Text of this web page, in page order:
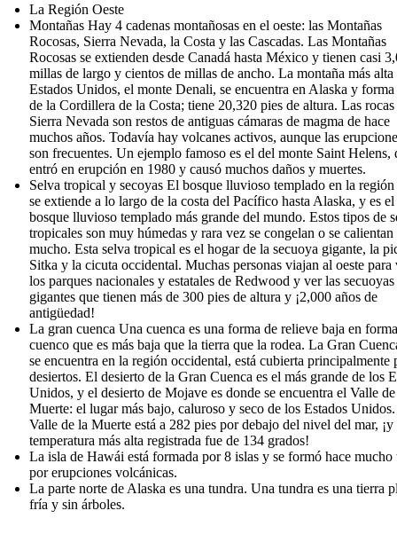
La Región Oeste
Montañas Hay 4 cadenas montañosas en el oeste: las Montañas
Rocosas, Sierra Nevada, la Costa y las Cascadas. Las Montañas
Rocosas se extienden desde Canadá hasta México y tienen casi
millas de largo y cientos de millas de ancho. La montaña más alta
Estados Unidos, el monte Denali, se encuentra en Alaska y forma
de la Cordillera de la Costa; tiene 20,320 pies de altura. Las rocas
Sierra Nevada son restos de antiguas cámaras de magma de hace
muchos años. Todavía hay volcanes activos, aunque las
son frecuentes. Un ejemplo famoso es el del monte Saint Helens,
entró en erupción en 1980 y causó muchos daños y muertes.
Selva tropical y secoyas El bosque lluvioso templado en la región
se extiende a lo largo de la costa del Pacífico hasta Alaska, y es el
bosque lluvioso templado más grande del mundo. Estos tipos de
tropicales son muy húmedas y rara vez se congelan o se calientan
mucho. Esta selva tropical es el hogar de la secuoya gigante, la
Sitka y la cicuta occidental. Muchas personas viajan al oeste para
los parques nacionales y estatales de Redwood y ver las secuoyas
gigantes que tienen más de 300 pies de altura y ¡2,000 años de
antigüedad!
La gran cuenca Una cuenca es una forma de relieve baja en
cuenco que es más baja que la tierra que la rodea. La Gran
se encuentra en la región occidental, está cubierta principalmente
desiertos. El desierto de la Gran Cuenca es el más grande de los
Unidos, y el desierto de Mojave es donde se encuentra el Valle
Muerte: el lugar más bajo, caluroso y seco de los Estados
Valle de la Muerte está a 282 pies por debajo del nivel del mar, ¡y
temperatura más alta registrada fue de 134 grados!
La isla de Hawái está formada por 8 islas y se formó hace mucho
por erupciones volcánicas.
La parte norte de Alaska es una tundra. Una tundra es una tierra
fría y sin árboles.